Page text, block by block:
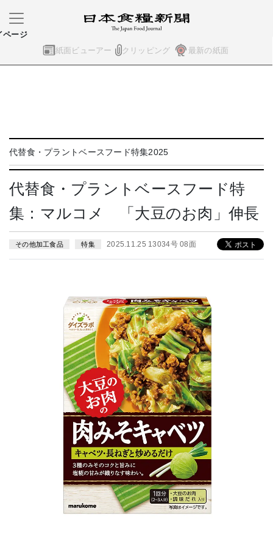
紙面ビューアー クリッピング 最新の紙面
ページ
代替食・プラントベースフード特集2025
代替食・プラントベースフード特
集：マルコメ 「大豆のお肉」伸長
その他加工食品 特集 2025.11.25 13034号 08面